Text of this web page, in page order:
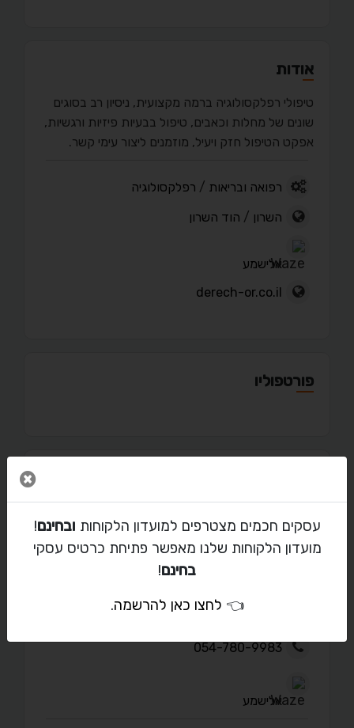
אודות
טיפולי רפלקסולוגיה ברמה מקצועית, ניסיון רב בסוגים
שונים של מחלות וכאבים, טיפול בבעיות פיזיות ורגשיות,
אפקט הטיפול חזק ויעיל, מוזמנים ליצור עימי קשר.
רפואה ובריאות / רפלקסולוגיה
השרון / הוד השרון
אלישמע
derech-or.co.il
פורטפוליו
יצירת קשר עם נעמה גבאי
054-780-9983
אלישמע
עסקים חכמים מצטרפים למועדון הלקוחות ובחינם!
מועדון הלקוחות שלנו מאפשר פתיחת כרטיס עסקי
בחינם!
👈 לחצו כאן להרשמה.